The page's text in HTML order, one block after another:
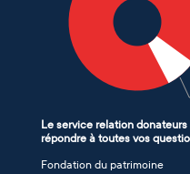
Le service relation
répondre à toutes vos
Fondation du patrimoine